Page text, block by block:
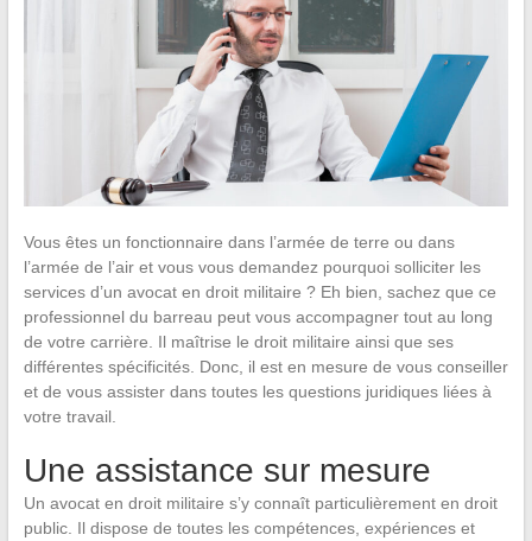
Vous êtes un fonctionnaire dans l’armée de terre ou dans
l’armée de l’air et vous vous demandez pourquoi solliciter les
services d’un avocat en droit militaire ? Eh bien, sachez que ce
professionnel du barreau peut vous accompagner tout au long
de votre carrière. Il maîtrise le droit militaire ainsi que ses
différentes spécificités. Donc, il est en mesure de vous conseiller
et de vous assister dans toutes les questions juridiques liées à
votre travail.
Une assistance sur mesure
Un avocat en droit militaire s’y connaît particulièrement en droit
public. Il dispose de toutes les compétences, expériences et